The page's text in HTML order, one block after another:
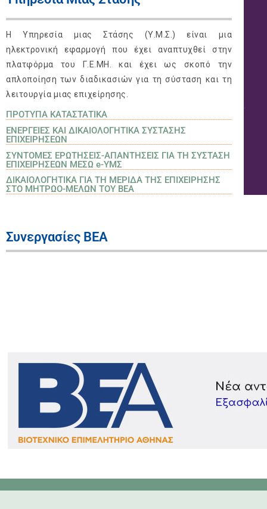
Η Υπηρεσία μιας Στάσης (Υ.Μ.Σ.) είναι μια
ηλεκτρονική εφαρμογή που έχει αναπτυχθεί στην
πλατφόρμα του Γ.Ε.ΜΗ. και έχει ως σκοπό την
απλοποίηση των διαδικασιών για τη σύσταση και τη
λειτουργία μιας επιχείρησης.
ΠΡΟΤΥΠΑ ΚΑΤΑΣΤΑΤΙΚΑ
ΕΝΕΡΓΕΙΕΣ ΚΑΙ ΔΙΚΑΙΟΛΟΓΗΤΙΚΑ ΣΥΣΤΑΣΗΣ
ΕΠΙΧΕΙΡΗΣΕΩΝ
ΣΥΝΤΟΜΕΣ ΕΡΩΤΗΣΕΙΣ-ΑΠΑΝΤΗΣΕΙΣ ΓΙΑ ΤΗ ΣΥΣΤΑΣΗ
ΕΠΙΧΕΙΡΗΣΕΩΝ ΜΕΣΩ e-ΥΜΣ
ΔΙΚΑΙΟΛΟΓΗΤΙΚΑ ΓΙΑ ΤΗ ΜΕΡΙΔΑ ΤΗΣ ΕΠΙΧΕΙΡΗΣΗΣ
ΣΤΟ ΜΗΤΡΩΟ-ΜΕΛΩΝ ΤΟΥ ΒΕΑ
Συνεργασίες ΒΕΑ